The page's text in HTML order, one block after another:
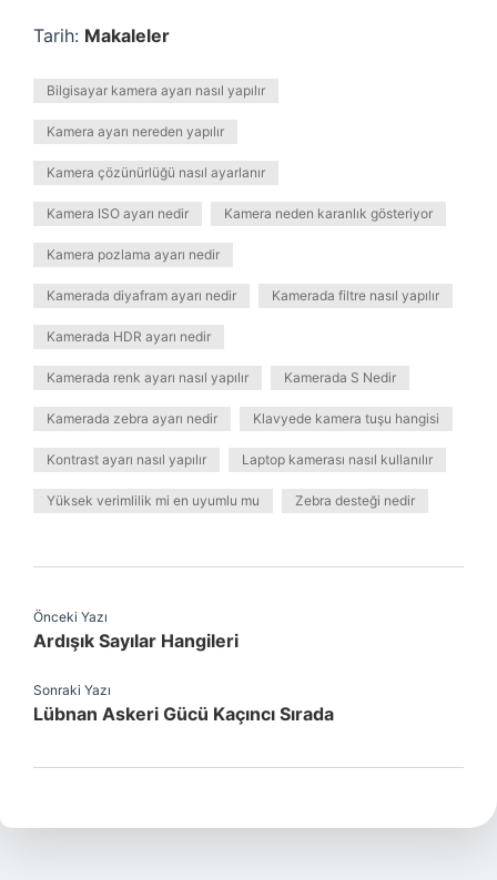
Tarih: Makaleler
Bilgisayar kamera ayarı nasıl yapılır
Kamera ayarı nereden yapılır
Kamera çözünürlüğü nasıl ayarlanır
Kamera ISO ayarı nedir Kamera neden karanlık gösteriyor
Kamera pozlama ayarı nedir
Kamerada diyafram ayarı nedir Kamerada filtre nasıl yapılır
Kamerada HDR ayarı nedir
Kamerada renk ayarı nasıl yapılır Kamerada S Nedir
Kamerada zebra ayarı nedir Klavyede kamera tuşu hangisi
Kontrast ayarı nasıl yapılır Laptop kamerası nasıl kullanılır
Yüksek verimlilik mi en uyumlu mu Zebra desteği nedir
Önceki Yazı
Ardışık Sayılar Hangileri
Sonraki Yazı
Lübnan Askeri Gücü Kaçıncı Sırada